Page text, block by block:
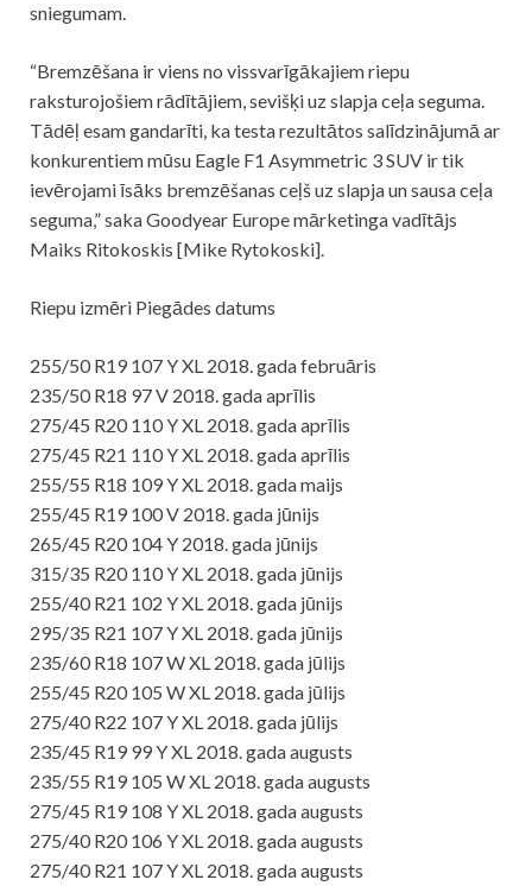
sniegumam.
“Bremzēšana ir viens no vissvarīgākajiem riepu
raksturojošiem rādītājiem, sevišķi uz slapja ceļa seguma.
Tādēļ esam gandarīti, ka testa rezultātos salīdzinājumā ar
konkurentiem mūsu Eagle F1 Asymmetric 3 SUV ir tik
ievērojami īsāks bremzēšanas ceļš uz slapja un sausa ceļa
seguma,” saka Goodyear Europe mārketinga vadītājs
Maiks Ritokoskis [Mike Rytokoski].
Riepu izmēri Piegādes datums
255/50 R19 107 Y XL 2018. gada februāris
235/50 R18 97 V 2018. gada aprīlis
275/45 R20 110 Y XL 2018. gada aprīlis
275/45 R21 110 Y XL 2018. gada aprīlis
255/55 R18 109 Y XL 2018. gada maijs
255/45 R19 100 V 2018. gada jūnijs
265/45 R20 104 Y 2018. gada jūnijs
315/35 R20 110 Y XL 2018. gada jūnijs
255/40 R21 102 Y XL 2018. gada jūnijs
295/35 R21 107 Y XL 2018. gada jūnijs
235/60 R18 107 W XL 2018. gada jūlijs
255/45 R20 105 W XL 2018. gada jūlijs
275/40 R22 107 Y XL 2018. gada jūlijs
235/45 R19 99 Y XL 2018. gada augusts
235/55 R19 105 W XL 2018. gada augusts
275/45 R19 108 Y XL 2018. gada augusts
275/40 R20 106 Y XL 2018. gada augusts
275/40 R21 107 Y XL 2018. gada augusts